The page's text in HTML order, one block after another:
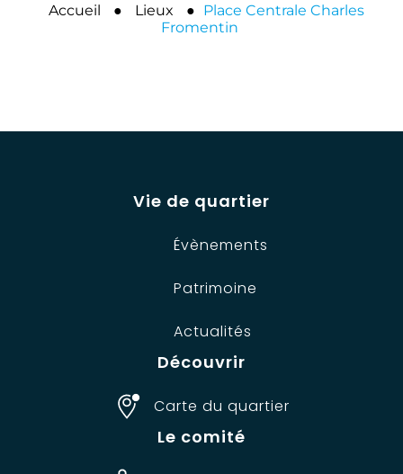
Accueil ● Lieux ● Place Centrale Charles
Fromentin
Vie de quartier
Évènements
Patrimoine
Actualités
Découvrir
Carte du quartier
Le comité